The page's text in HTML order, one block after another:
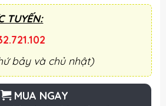
TUYẾN:
bảy và chủ nhật)
MUA NGAY